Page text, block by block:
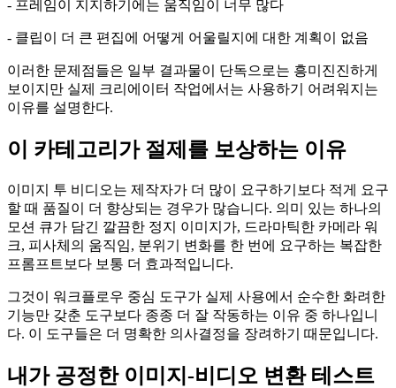
- 프레임이 지지하기에는 움직임이 너무 많다
- 클립이 더 큰 편집에 어떻게 어울릴지에 대한 계획이 없음
이러한 문제점들은 일부 결과물이 단독으로는 흥미진진하게
보이지만 실제 크리에이터 작업에서는 사용하기 어려워지는
이유를 설명한다.
이 카테고리가 절제를 보상하는 이유
이미지 투 비디오는 제작자가 더 많이 요구하기보다 적게 요구
할 때 품질이 더 향상되는 경우가 많습니다. 의미 있는 하나의
모션 큐가 담긴 깔끔한 정지 이미지가, 드라마틱한 카메라 워
크, 피사체의 움직임, 분위기 변화를 한 번에 요구하는 복잡한
프롬프트보다 보통 더 효과적입니다.
그것이 워크플로우 중심 도구가 실제 사용에서 순수한 화려한
기능만 갖춘 도구보다 종종 더 잘 작동하는 이유 중 하나입니
다. 이 도구들은 더 명확한 의사결정을 장려하기 때문입니다.
내가 공정한 이미지-비디오 변환 테스트